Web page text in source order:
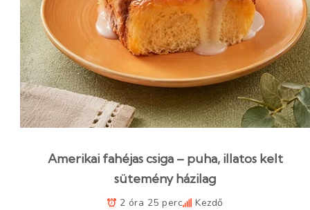
Amerikai fahéjas csiga – puha, illatos kelt
sütemény házilag
2 óra 25 perc Kezdő